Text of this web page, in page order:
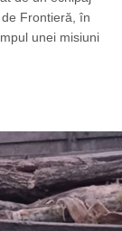
reprezentanții
Frontieră, în
unei misiuni